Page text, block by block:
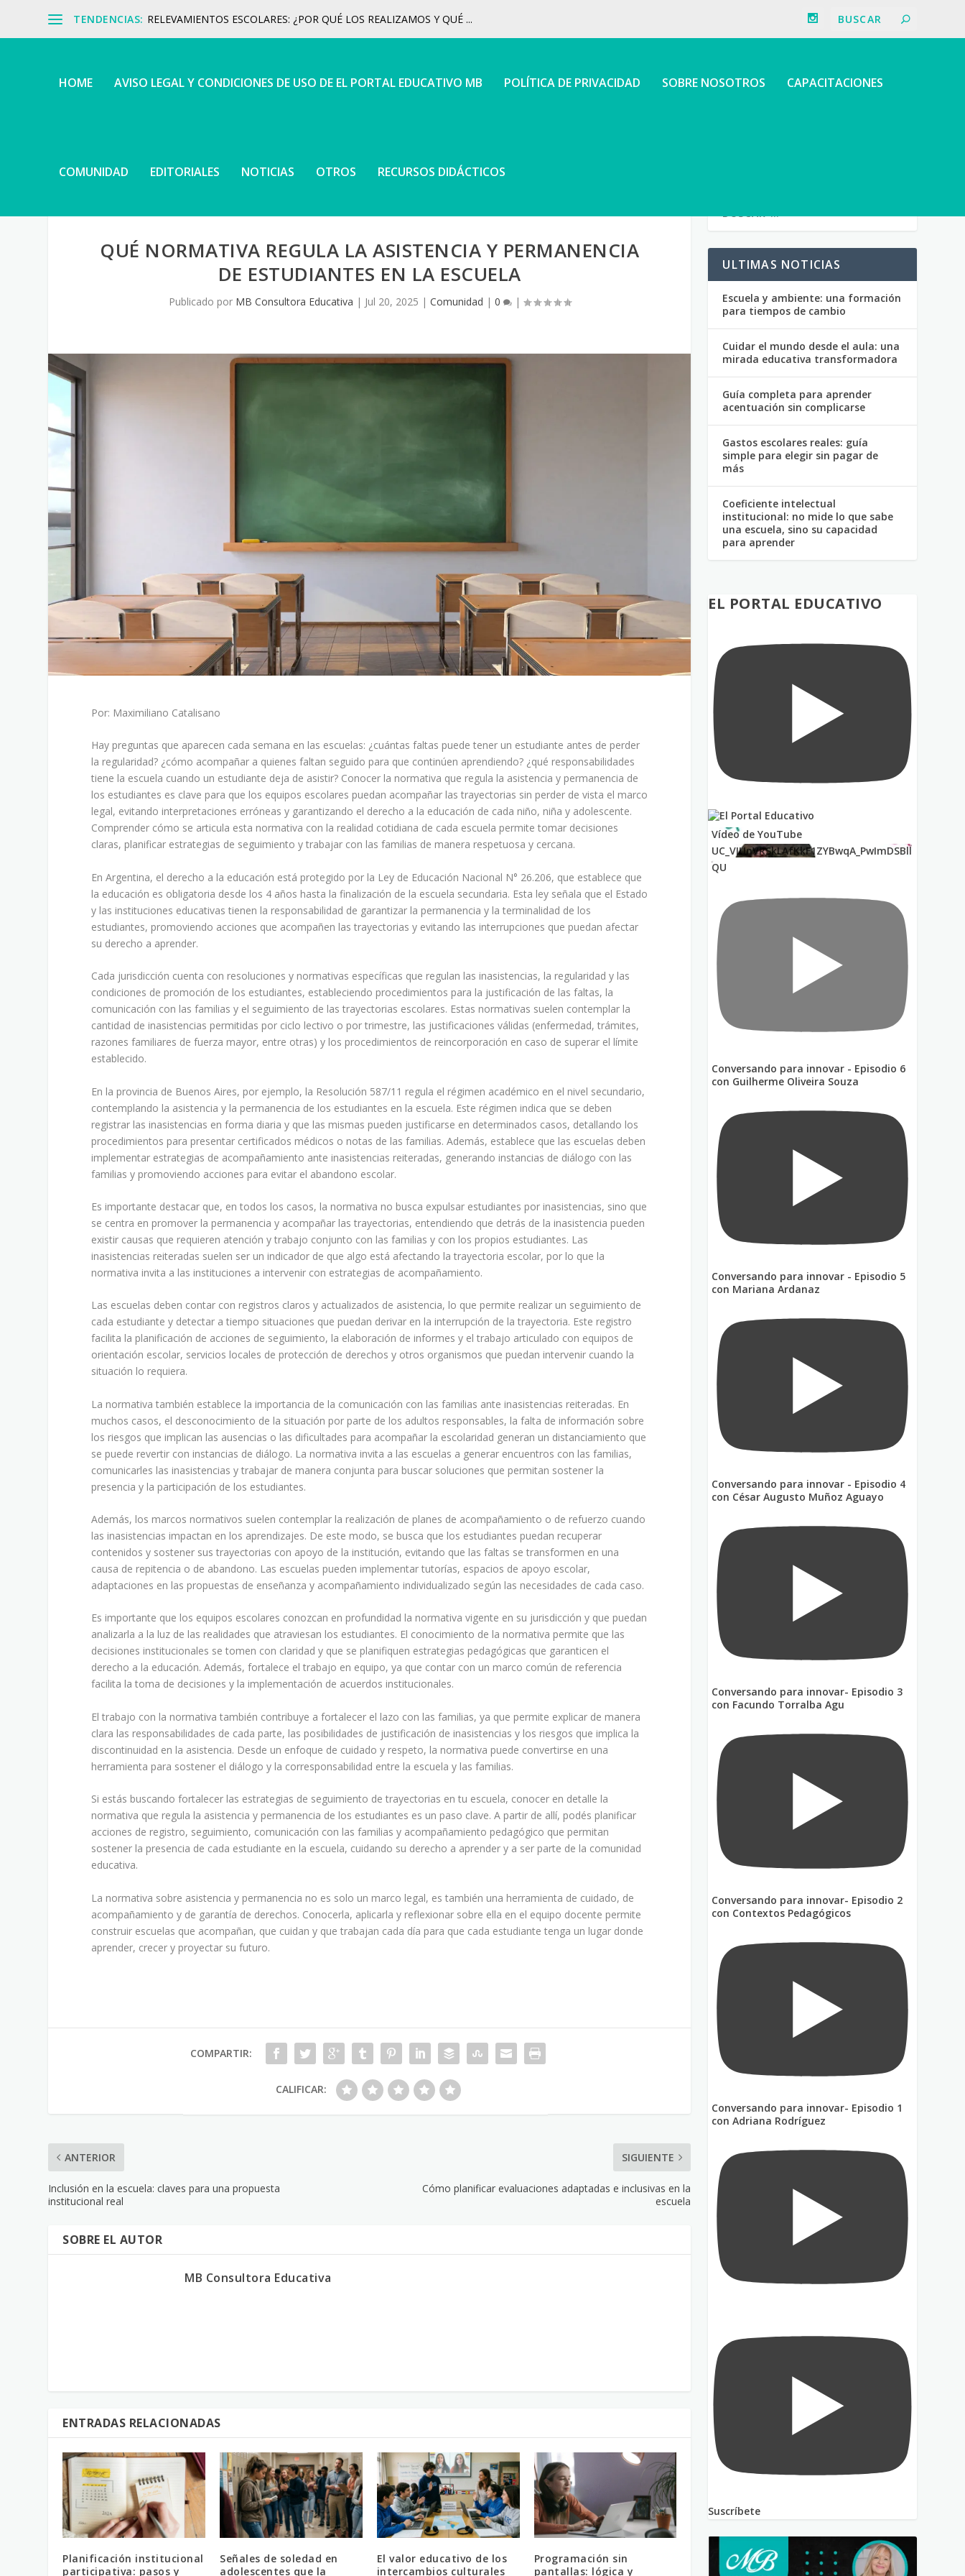
TENDENCIAS: RELEVAMIENTOS ESCOLARES: ¿POR QUÉ LOS REALIZAMOS Y QUÉ ...
HOME AVISO LEGAL Y CONDICIONES DE USO DE EL PORTAL EDUCATIVO MB POLÍTICA DE PRIVACIDAD SOBRE NOSOTROS CAPACITACIONES
COMUNIDAD EDITORIALES NOTICIAS OTROS RECURSOS DIDÁCTICOS
QUÉ NORMATIVA REGULA LA ASISTENCIA Y PERMANENCIA
DE ESTUDIANTES EN LA ESCUELA
Publicado por MB Consultora Educativa | Jul 20, 2025 | Comunidad | 0 |
Por: Maximiliano Catalisano
Hay preguntas que aparecen cada semana en las escuelas: ¿cuántas faltas puede tener un estudiante antes de perder
la regularidad? ¿cómo acompañar a quienes faltan seguido para que continúen aprendiendo? ¿qué responsabilidades
tiene la escuela cuando un estudiante deja de asistir? Conocer la normativa que regula la asistencia y permanencia de
los estudiantes es clave para que los equipos escolares puedan acompañar las trayectorias sin perder de vista el marco
legal, evitando interpretaciones erróneas y garantizando el derecho a la educación de cada niño, niña y adolescente.
Comprender cómo se articula esta normativa con la realidad cotidiana de cada escuela permite tomar decisiones
claras, planificar estrategias de seguimiento y trabajar con las familias de manera respetuosa y cercana.
En Argentina, el derecho a la educación está protegido por la Ley de Educación Nacional N° 26.206, que establece que
la educación es obligatoria desde los 4 años hasta la finalización de la escuela secundaria. Esta ley señala que el Estado
y las instituciones educativas tienen la responsabilidad de garantizar la permanencia y la terminalidad de los
estudiantes, promoviendo acciones que acompañen las trayectorias y evitando las interrupciones que puedan afectar
su derecho a aprender.
Cada jurisdicción cuenta con resoluciones y normativas específicas que regulan las inasistencias, la regularidad y las
condiciones de promoción de los estudiantes, estableciendo procedimientos para la justificación de las faltas, la
comunicación con las familias y el seguimiento de las trayectorias escolares. Estas normativas suelen contemplar la
cantidad de inasistencias permitidas por ciclo lectivo o por trimestre, las justificaciones válidas (enfermedad, trámites,
razones familiares de fuerza mayor, entre otras) y los procedimientos de reincorporación en caso de superar el límite
establecido.
En la provincia de Buenos Aires, por ejemplo, la Resolución 587/11 regula el régimen académico en el nivel secundario,
contemplando la asistencia y la permanencia de los estudiantes en la escuela. Este régimen indica que se deben
registrar las inasistencias en forma diaria y que las mismas pueden justificarse en determinados casos, detallando los
procedimientos para presentar certificados médicos o notas de las familias. Además, establece que las escuelas deben
implementar estrategias de acompañamiento ante inasistencias reiteradas, generando instancias de diálogo con las
familias y promoviendo acciones para evitar el abandono escolar.
Es importante destacar que, en todos los casos, la normativa no busca expulsar estudiantes por inasistencias, sino que
se centra en promover la permanencia y acompañar las trayectorias, entendiendo que detrás de la inasistencia pueden
existir causas que requieren atención y trabajo conjunto con las familias y con los propios estudiantes. Las
inasistencias reiteradas suelen ser un indicador de que algo está afectando la trayectoria escolar, por lo que la
normativa invita a las instituciones a intervenir con estrategias de acompañamiento.
Las escuelas deben contar con registros claros y actualizados de asistencia, lo que permite realizar un seguimiento de
cada estudiante y detectar a tiempo situaciones que puedan derivar en la interrupción de la trayectoria. Este registro
facilita la planificación de acciones de seguimiento, la elaboración de informes y el trabajo articulado con equipos de
orientación escolar, servicios locales de protección de derechos y otros organismos que puedan intervenir cuando la
situación lo requiera.
La normativa también establece la importancia de la comunicación con las familias ante inasistencias reiteradas. En
muchos casos, el desconocimiento de la situación por parte de los adultos responsables, la falta de información sobre
los riesgos que implican las ausencias o las dificultades para acompañar la escolaridad generan un distanciamiento que
se puede revertir con instancias de diálogo. La normativa invita a las escuelas a generar encuentros con las familias,
comunicarles las inasistencias y trabajar de manera conjunta para buscar soluciones que permitan sostener la
presencia y la participación de los estudiantes.
Además, los marcos normativos suelen contemplar la realización de planes de acompañamiento o de refuerzo cuando
las inasistencias impactan en los aprendizajes. De este modo, se busca que los estudiantes puedan recuperar
contenidos y sostener sus trayectorias con apoyo de la institución, evitando que las faltas se transformen en una
causa de repitencia o de abandono. Las escuelas pueden implementar tutorías, espacios de apoyo escolar,
adaptaciones en las propuestas de enseñanza y acompañamiento individualizado según las necesidades de cada caso.
Es importante que los equipos escolares conozcan en profundidad la normativa vigente en su jurisdicción y que puedan
analizarla a la luz de las realidades que atraviesan los estudiantes. El conocimiento de la normativa permite que las
decisiones institucionales se tomen con claridad y que se planifiquen estrategias pedagógicas que garanticen el
derecho a la educación. Además, fortalece el trabajo en equipo, ya que contar con un marco común de referencia
facilita la toma de decisiones y la implementación de acuerdos institucionales.
El trabajo con la normativa también contribuye a fortalecer el lazo con las familias, ya que permite explicar de manera
clara las responsabilidades de cada parte, las posibilidades de justificación de inasistencias y los riesgos que implica la
discontinuidad en la asistencia. Desde un enfoque de cuidado y respeto, la normativa puede convertirse en una
herramienta para sostener el diálogo y la corresponsabilidad entre la escuela y las familias.
Si estás buscando fortalecer las estrategias de seguimiento de trayectorias en tu escuela, conocer en detalle la
normativa que regula la asistencia y permanencia de los estudiantes es un paso clave. A partir de allí, podés planificar
acciones de registro, seguimiento, comunicación con las familias y acompañamiento pedagógico que permitan
sostener la presencia de cada estudiante en la escuela, cuidando su derecho a aprender y a ser parte de la comunidad
educativa.
La normativa sobre asistencia y permanencia no es solo un marco legal, es también una herramienta de cuidado, de
acompañamiento y de garantía de derechos. Conocerla, aplicarla y reflexionar sobre ella en el equipo docente permite
construir escuelas que acompañan, que cuidan y que trabajan cada día para que cada estudiante tenga un lugar donde
aprender, crecer y proyectar su futuro.
COMPARTIR:
CALIFICAR:
ANTERIOR
Inclusión en la escuela: claves para una propuesta
institucional real
SIGUIENTE
Cómo planificar evaluaciones adaptadas e inclusivas en la
escuela
SOBRE EL AUTOR
MB Consultora Educativa
ENTRADAS RELACIONADAS
Planificación institucional
participativa: pasos y
Señales de soledad en
adolescentes que la
El valor educativo de los
intercambios culturales
Programación sin
pantallas: lógica y
ULTIMAS NOTICIAS
Escuela y ambiente: una formación
para tiempos de cambio
Cuidar el mundo desde el aula: una
mirada educativa transformadora
Guía completa para aprender
acentuación sin complicarse
Gastos escolares reales: guía
simple para elegir sin pagar de
más
Coeficiente intelectual
institucional: no mide lo que sabe
una escuela, sino su capacidad
para aprender
EL PORTAL EDUCATIVO
Vídeo de YouTube
UC_VIUnVRSkLAfKkF1ZYBwqA_PwImDSBll
QU
Conversando para innovar - Episodio 6
con Guilherme Oliveira Souza
Conversando para innovar - Episodio 5
con Mariana Ardanaz
Conversando para innovar - Episodio 4
con César Augusto Muñoz Aguayo
Conversando para innovar- Episodio 3
con Facundo Torralba Agu
Conversando para innovar- Episodio 2
con Contextos Pedagógicos
Conversando para innovar- Episodio 1
con Adriana Rodríguez
Suscríbete